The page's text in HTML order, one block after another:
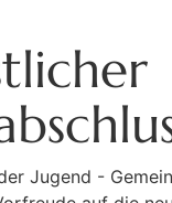
Jugend -